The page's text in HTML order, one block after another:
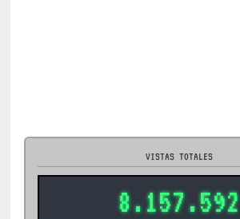
VISTAS TOTALES
8.157.592